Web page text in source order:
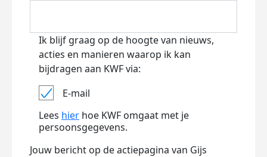
Ik blijf graag op de hoogte van nieuws,
acties en manieren waarop ik kan
bijdragen aan KWF via:
E-mail
Lees hier hoe KWF omgaat met je
persoonsgegevens.
Jouw bericht op de actiepagina van Gijs